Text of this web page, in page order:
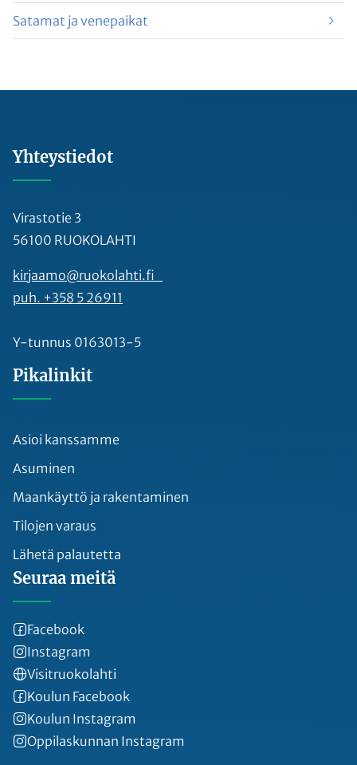
Satamat ja venepaikat
Yhteystiedot
Virastotie 3
56100 RUOKOLAHTI
kirjaamo@ruokolahti.fi
puh. +358 5 26911
Y-tunnus 0163013-5
Pikalinkit
Asioi kanssamme
Asuminen
Maankäyttö ja rakentaminen
Tilojen varaus
Lähetä palautetta
Seuraa meitä
Facebook
Instagram
Visitruokolahti
Koulun Facebook
Koulun Instagram
Oppilaskunnan Instagram